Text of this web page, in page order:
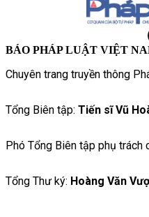
BÁO PHÁP LUẬT VIỆT
Chuyên trang truyền thông
Tổng Biên tập: Tiến sĩ Vũ
Phó Tổng Biên tập phụ trách
Tổng Thư ký: Hoàng Văn